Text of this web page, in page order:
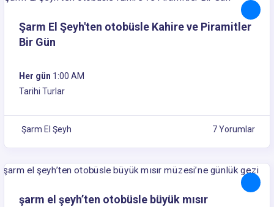
Şarm El Şeyh'ten otobüsle Kahire ve Piramitler
Bir Gün
Her gün 1:00 AM
Tarihi Turlar
Şarm El Şeyh 7 Yorumlar
şarm el şeyh’ten otobüsle büyük mısır